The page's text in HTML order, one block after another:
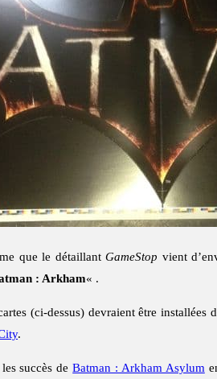
que le détaillantGameStop vient
: Arkham« .
(ci-dessus) devraient être
.
succès deBatman : Arkham Asylum